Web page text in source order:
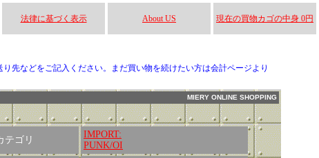
法律に基づく表示 About US 現在の買物カゴの中身 0円
先などをご記入ください。まだ買い物を続けたい方は会計ページより
MIERY ONLINE SHOPPING
テゴリ
IMPORT:
PUNK/OI